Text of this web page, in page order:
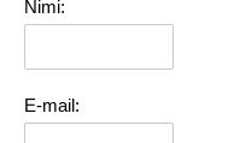
Nimi:
E-mail: